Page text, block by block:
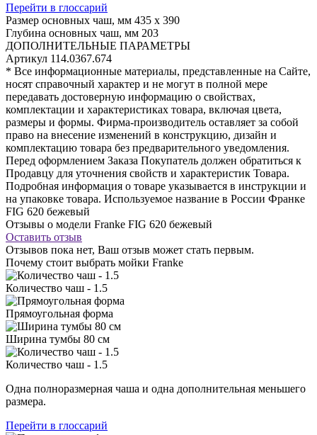
Перейти в глоссарий
Размер основных чаш, мм 435 х 390
Глубина основных чаш, мм 203
ДОПОЛНИТЕЛЬНЫЕ ПАРАМЕТРЫ
Артикул 114.0367.674
* Все информационные материалы, представленные на Сайте,
носят справочный характер и не могут в полной мере
передавать достоверную информацию о свойствах,
комплектации и характеристиках товара, включая цвета,
размеры и формы. Фирма-производитель оставляет за собой
право на внесение изменений в конструкцию, дизайн и
комплектацию товара без предварительного уведомления.
Перед оформлением Заказа Покупатель должен обратиться к
Продавцу для уточнения свойств и характеристик Товара.
Подробная информация о товаре указывается в инструкции и
на упаковке товара. Используемое название в России Франке
FIG 620 бежевый
Отзывы о модели Franke FIG 620 бежевый
Оставить отзыв
Отзывов пока нет, Ваш отзыв может стать первым.
Почему стоит выбрать мойки Franke
Количество чаш - 1.5
Прямоугольная форма
Ширина тумбы 80 см
Количество чаш - 1.5
Одна полноразмерная чаша и одна дополнительная меньшего
размера.
Перейти в глоссарий